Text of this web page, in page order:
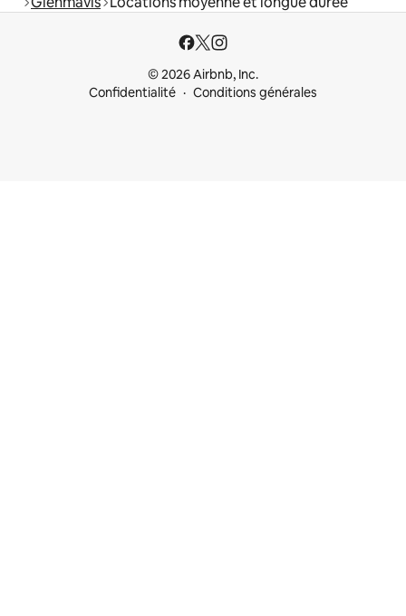
© 2026 Airbnb, Inc.
Confidentialité
Conditions générales